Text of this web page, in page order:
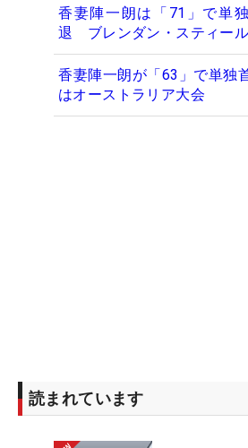
香妻陣一朗は「71」で単
退 ブレンダン・スティー
香妻陣一朗が「63」で単
はオーストラリア大会
読まれています